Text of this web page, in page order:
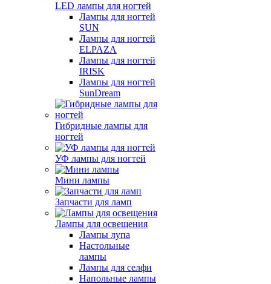
LED лампы для ногтей
Лампы для ногтей
SUN
Лампы для ногтей
ELPAZA
Лампы для ногтей
IRISK
Лампы для ногтей
SunDream
Гибридные лампы для
ногтей
УФ лампы для ногтей
Мини лампы
Запчасти для ламп
Лампы для освещения
Лампы лупа
Настольные
лампы
Лампы для селфи
Напольные лампы